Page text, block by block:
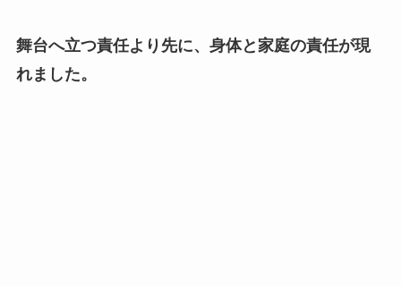
舞台へ立つ責任より先に、身体と家庭の責任が現
れました。